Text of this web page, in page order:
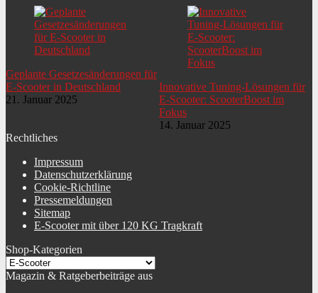
Geplante Gesetzesänderungen für
E-Scooter in Deutschland
21. Januar 2025
Innovative Tuning-Lösungen für
E-Scooter: ScooterBoost im
Fokus
14. Januar 2025
Rechtliches
Impressum
Datenschutzerklärung
Cookie-Richtline
Pressemeldungen
Sitemap
E-Scooter mit über 120 KG Tragkraft
Shop-Kategorien
Magazin & Ratgeberbeiträge aus